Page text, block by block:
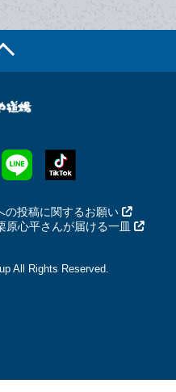
の投稿に関するお願い
原心平さんが届ける一皿
All Rights Reserved.